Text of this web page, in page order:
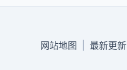
网站地图 最新更新